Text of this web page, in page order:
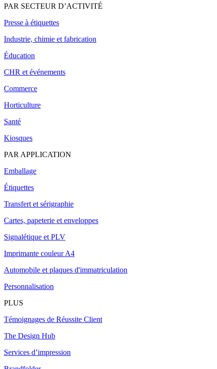
PAR SECTEUR D’ACTIVITÉ
Presse à étiquettes
Industrie, chimie et fabrication
Éducation
CHR et événements
Commerce
Horticulture
Santé
Kiosques
PAR APPLICATION
Emballage
Étiquettes
Transfert et sérigraphie
Cartes, papeterie et enveloppes
Signalétique et PLV
Imprimante couleur A4
Automobile et plaques d'immatriculation
Personnalisation
PLUS
Témoignages de Réussite Client
The Design Hub
Services d’impression